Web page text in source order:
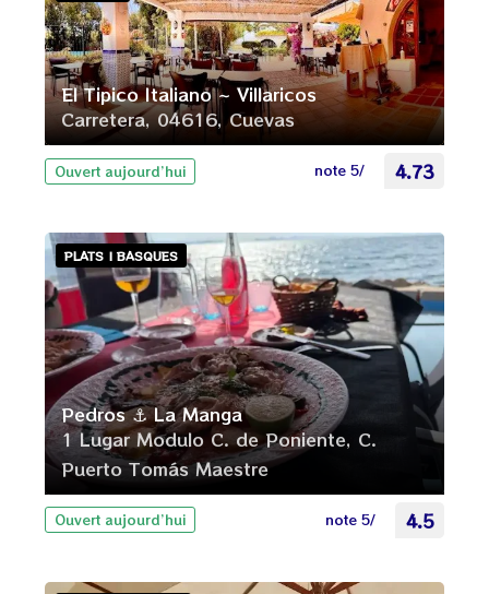
El Tipico Italiano ~ Villaricos
Carretera, 04616, Cuevas
Ouvert aujourd’hui note 5/ 4.73
PLATS | BASQUES
Pedros ⚓ La Manga
1 Lugar Modulo C. de Poniente, C.
Puerto Tomás Maestre
Ouvert aujourd’hui note 5/ 4.5